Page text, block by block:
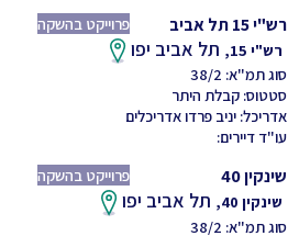
רש"י 15 תל אביב
פרוייקט בהשקה
רש"י 15,
תל אביב יפו
סוג תמ"א: 38/2
סטטוס: קבלת היתר
אדריכל: יניב פרדו אדריכלים
עו"ד דיירים:
שינקין 40
פרוייקט בהשקה
שינקין 40,
תל אביב יפו
סוג תמ"א: 38/2